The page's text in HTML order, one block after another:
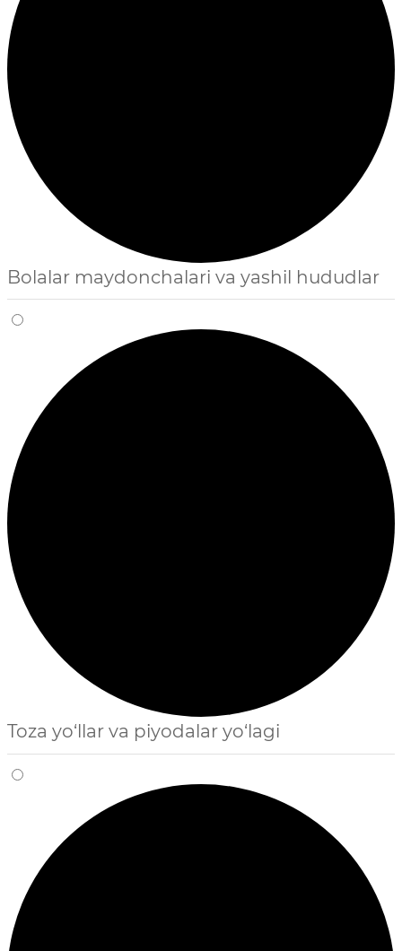
Bolalar maydonchalari va yashil hududlar
Toza yo‘llar va piyodalar yo‘lagi